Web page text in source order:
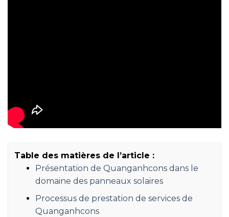
Table des matières de l’article :
Présentation de Quanganhcons dans le
domaine des panneaux solaires
Processus de prestation de services de
Quanganhcons